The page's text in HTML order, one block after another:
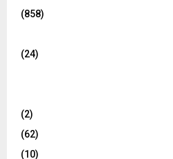
(858)
(24)
(2)
(62)
(10)